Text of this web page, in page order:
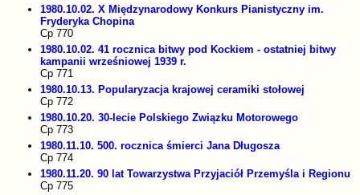
1980.10.02. X Międzynarodowy Konkurs Pianistyczny im.
Fryderyka Chopina
Cp 770
1980.10.02. 41 rocznica bitwy pod Kockiem - ostatniej bitwy
kampanii wrześniowej 1939 r.
Cp 771
1980.10.13. Popularyzacja krajowej ceramiki stołowej
Cp 772
1980.10.20. 30-lecie Polskiego Związku Motorowego
Cp 773
1980.11.10. 500. rocznica śmierci Jana Długosza
Cp 774
1980.11.20. 90 lat Towarzystwa Przyjaciół Przemyśla i Regionu
Cp 775